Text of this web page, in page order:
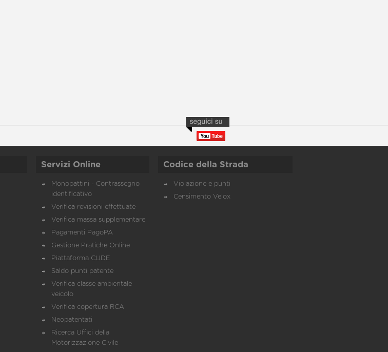
Servizi Online
Monopattini - Contrassegno
identificativo
Verifica revisioni effettuate
Verifica massa supplementare
Pagamenti PagoPA
Gestione Pratiche Online
Piattaforma CUDE
Saldo punti patente
Verifica classe ambientale
veicolo
Verifica copertura RCA
Neopatentati
Ricerca Uffici della
Motorizzazione Civile
Codice della Strada
Violazione e punti
Censimento Velox